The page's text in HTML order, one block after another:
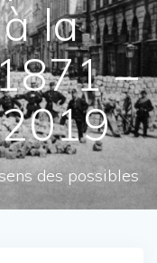
la
–
des possibles